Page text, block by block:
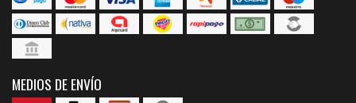
MEDIOS DE ENVÍO